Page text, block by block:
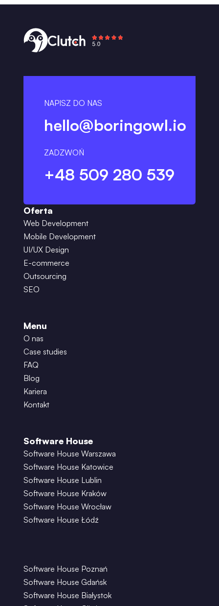
NAPISZ DO NAS
hello@boringowl.io
ZADZWOŃ
+48 509 280 539
Oferta
Web Development
Mobile Development
UI/UX Design
E-commerce
Outsourcing
SEO
Menu
O nas
Case studies
FAQ
Blog
Kariera
Kontakt
Software House
Software House Warszawa
Software House Katowice
Software House Lublin
Software House Kraków
Software House Wrocław
Software House Łódź
Software House Poznań
Software House Gdańsk
Software House Białystok